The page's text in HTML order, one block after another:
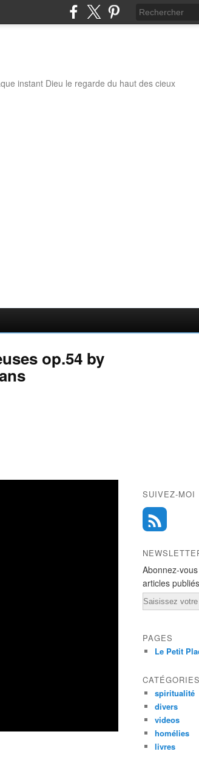
instant Dieu le regarde du haut des cieux
op.54 by
SUIVEZ-MOI
Abonnez-
articles
Email
PAGES
Le Petit
CATÉGORIES
spiritualité
divers
videos
homélies
livres